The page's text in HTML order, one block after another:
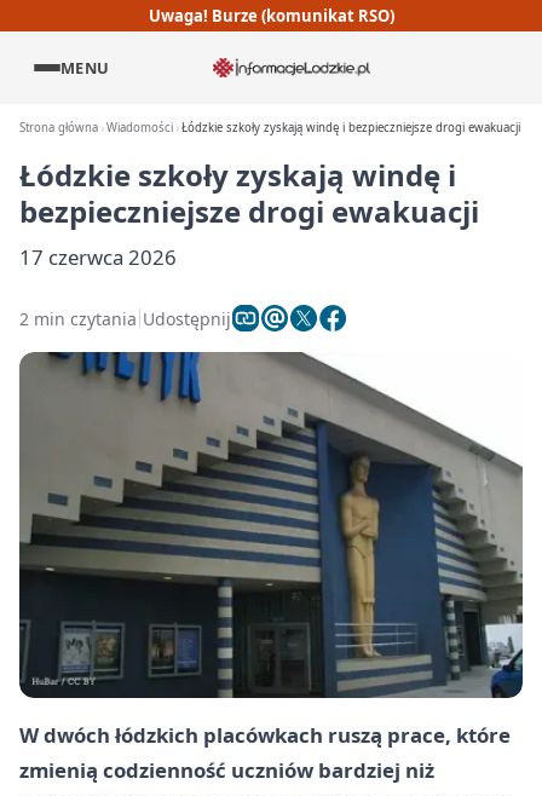
Uwaga! Burze (komunikat RSO)
MENU
Strona główna Wiadomości Łódzkie szkoły zyskają windę i bezpieczniejsze drogi ewakuacji
Łódzkie szkoły zyskają windę i
bezpieczniejsze drogi ewakuacji
17 czerwca 2026
2 min czytania Udostępnij
W dwóch łódzkich placówkach ruszą prace, które
zmienią codzienność uczniów bardziej niż